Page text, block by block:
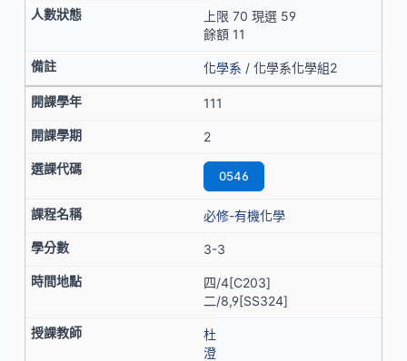
上限 70 現選 59
餘額 11
化學系 / 化學系化學組2
111
2
0546
必修-有機化學
3-3
四/4[C203]
二/8,9[SS324]
杜
澄